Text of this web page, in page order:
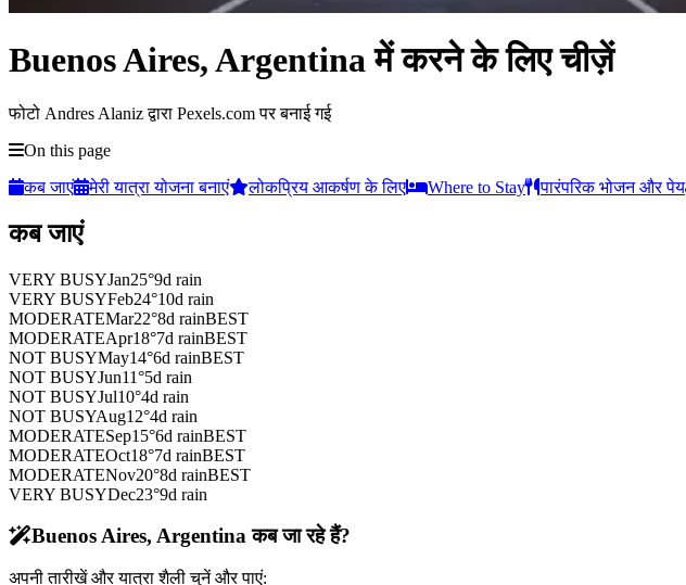
Buenos Aires, Argentina में करने के लिए चीज़ें
फोटो Andres Alaniz द्वारा Pexels.com पर बनाई गई
On this page
कब जाएं
मेरी यात्रा योजना बनाएं लोकप्रिय आकर्षण के लिए Where to Stay पारंपरिक भोजन और पेय
कब जाएं
VERY BUSYJan25°9d rain
VERY BUSYFeb24°10d rain
MODERATEMar22°8d rainBEST
MODERATEApr18°7d rainBEST
NOT BUSYMay14°6d rainBEST
NOT BUSYJun11°5d rain
NOT BUSYJul10°4d rain
NOT BUSYAug12°4d rain
MODERATESep15°6d rainBEST
MODERATEOct18°7d rainBEST
MODERATENov20°8d rainBEST
VERY BUSYDec23°9d rain
Buenos Aires, Argentina कब जा रहे हैं?
अपनी तारीखें और यात्रा शैली चुनें और पाएं: